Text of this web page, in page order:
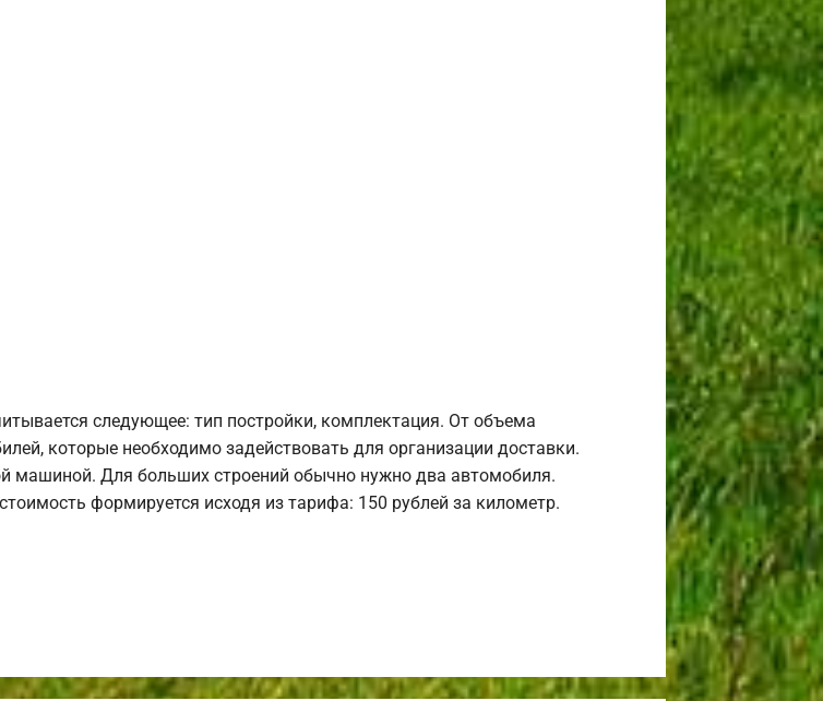
следующее: тип постройки, комплектация. От объема
которые необходимо задействовать для организации доставки.
машиной. Для больших строений обычно нужно два автомобиля.
формируется исходя из тарифа: 150 рублей за километр.